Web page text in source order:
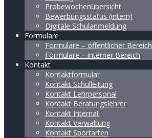
Probewochenübersicht
Bewerbungsstatus (intern)
Digitale Schulanmeldung
Formulare
Formulare – öffentlicher Bereich
Formulare – interner Bereich
Kontakt
Kontaktformular
Kontakt Schulleitung
Kontakt Lehrpersonal
Kontakt Beratungslehrer
Kontakt Internat
Kontakt Verwaltung
Kontakt Sportarten